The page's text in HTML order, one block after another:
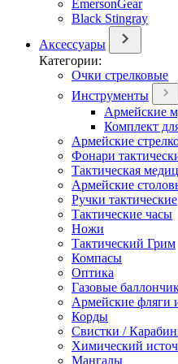
EmersonGear
Black Stingray
Аксессуары
Категории:
Очки стрелковые
Инструменты
Армейские
Комплект
Армейские
Фонари
Тактическая
Армейские
Ручки тактические
Тактические часы
Ножи
Тактический Грим
Компасы
Оптика
Газовые
Армейские фляги
Корды
Свистки /
Химический
Мангалы